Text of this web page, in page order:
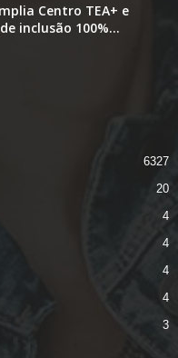
Centro TEA+ e
inclusão 100%...
6327
20
4
4
4
4
3